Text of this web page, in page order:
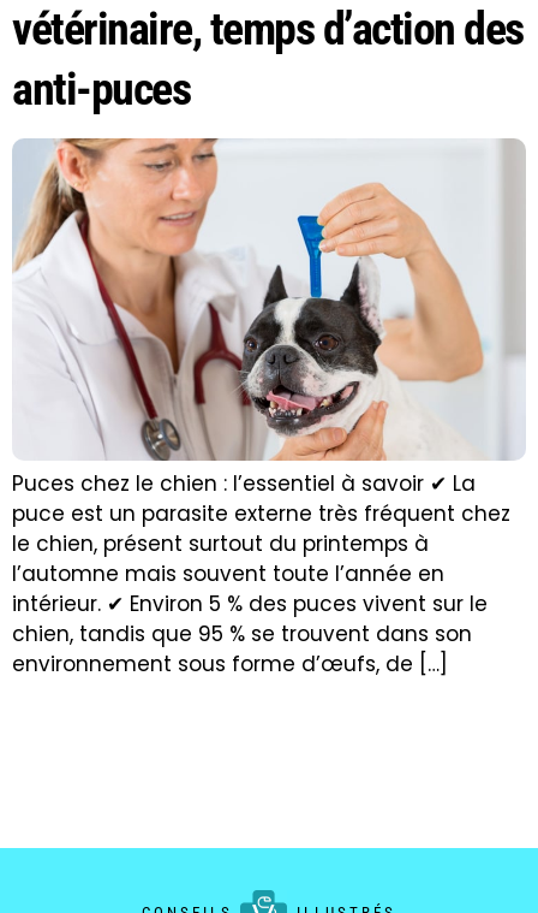
vétérinaire, temps d’action des
anti-puces
Puces chez le chien : l’essentiel à savoir ✔ La
puce est un parasite externe très fréquent chez
le chien, présent surtout du printemps à
l’automne mais souvent toute l’année en
intérieur. ✔ Environ 5 % des puces vivent sur le
chien, tandis que 95 % se trouvent dans son
environnement sous forme d’œufs, de […]